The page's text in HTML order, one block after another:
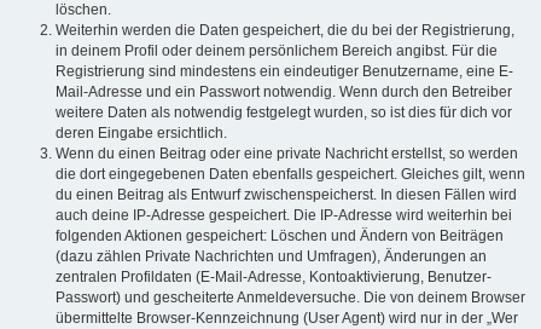
löschen.
Weiterhin werden die Daten gespeichert, die du bei der Registrierung,
in deinem Profil oder deinem persönlichem Bereich angibst. Für die
Registrierung sind mindestens ein eindeutiger Benutzername, eine E-
Mail-Adresse und ein Passwort notwendig. Wenn durch den Betreiber
weitere Daten als notwendig festgelegt wurden, so ist dies für dich vor
deren Eingabe ersichtlich.
Wenn du einen Beitrag oder eine private Nachricht erstellst, so werden
die dort eingegebenen Daten ebenfalls gespeichert. Gleiches gilt, wenn
du einen Beitrag als Entwurf zwischenspeicherst. In diesen Fällen wird
auch deine IP-Adresse gespeichert. Die IP-Adresse wird weiterhin bei
folgenden Aktionen gespeichert: Löschen und Ändern von Beiträgen
(dazu zählen Private Nachrichten und Umfragen), Änderungen an
zentralen Profildaten (E-Mail-Adresse, Kontoaktivierung, Benutzer-
Passwort) und gescheiterte Anmeldeversuche. Die von deinem Browser
übermittelte Browser-Kennzeichnung (User Agent) wird nur in der „Wer